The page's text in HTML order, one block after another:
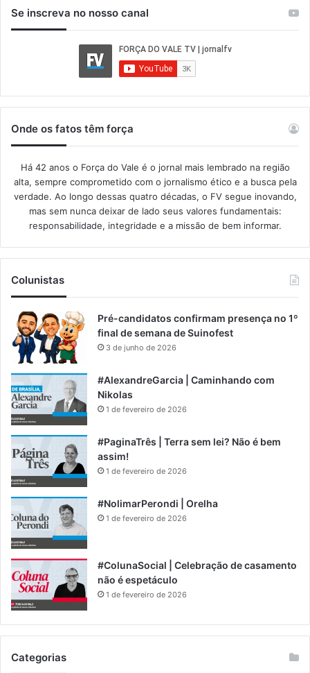
Se inscreva no nosso canal
Onde os fatos têm força
Há 42 anos o Força do Vale é o jornal mais lembrado na região
alta, sempre comprometido com o jornalismo ético e a busca pela
verdade. Ao longo dessas quatro décadas, o FV segue inovando,
mas sem nunca deixar de lado seus valores fundamentais:
responsabilidade, integridade e a missão de bem informar.​
Colunistas
Pré-candidatos confirmam presença no 1º
final de semana de Suinofest
3 de junho de 2026
#AlexandreGarcia | Caminhando com
Nikolas
1 de fevereiro de 2026
#PaginaTrês | Terra sem lei? Não é bem
assim!
1 de fevereiro de 2026
#NolimarPerondi | Orelha
1 de fevereiro de 2026
#ColunaSocial | Celebração de casamento
não é espetáculo
1 de fevereiro de 2026
Categorias